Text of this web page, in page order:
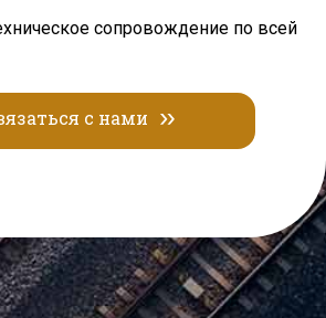
сопровождение по всей
с нами